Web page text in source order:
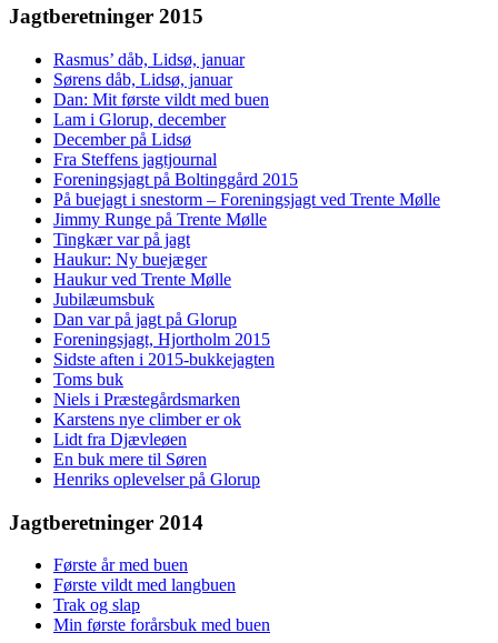
Jagtberetninger 2015
Rasmus’ dåb, Lidsø, januar
Sørens dåb, Lidsø, januar
Dan: Mit første vildt med buen
Lam i Glorup, december
December på Lidsø
Fra Steffens jagtjournal
Foreningsjagt på Boltinggård 2015
På buejagt i snestorm – Foreningsjagt ved Trente Mølle
Jimmy Runge på Trente Mølle
Tingkær var på jagt
Haukur: Ny buejæger
Haukur ved Trente Mølle
Jubilæumsbuk
Dan var på jagt på Glorup
Foreningsjagt, Hjortholm 2015
Sidste aften i 2015-bukkejagten
Toms buk
Niels i Præstegårdsmarken
Karstens nye climber er ok
Lidt fra Djævleøen
En buk mere til Søren
Henriks oplevelser på Glorup
Jagtberetninger 2014
Første år med buen
Første vildt med langbuen
Trak og slap
Min første forårsbuk med buen